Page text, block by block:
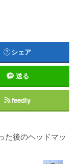
シェア
送る
feedly
た後のヘッドマッ